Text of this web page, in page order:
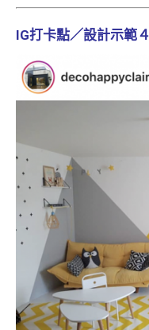
IG打卡點／設計示範４